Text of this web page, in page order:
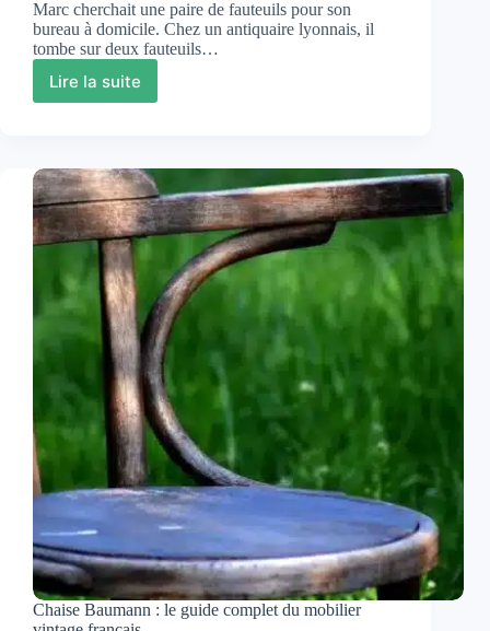
Marc cherchait une paire de fauteuils pour son
bureau à domicile. Chez un antiquaire lyonnais, il
tombe sur deux fauteuils…
Lire la suite
Fauteuil
des
modèles,
prix
et
bons
plans
Chaise Baumann : le guide complet du mobilier